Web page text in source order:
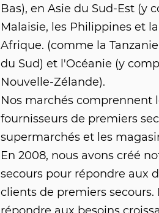
Bas), en Asie du Sud-Est (y
Malaisie, les Philippines et
Afrique. (comme la
du Sud) et l'Océanie (y
Nouvelle-Zélande).
Nos marchés comprennent
fournisseurs de premiers
supermarchés et les
En 2008, nous avons créé
secours pour répondre aux
clients de premiers secours.